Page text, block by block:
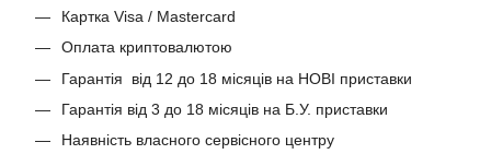
Картка Visa / Mastercard
Оплата криптовалютою
Гарантія від 12 до 18 місяців на НОВІ приставки
Гарантія від 3 до 18 місяців на Б.У. приставки
Наявність власного сервісного центру